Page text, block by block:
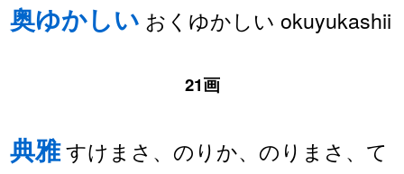
奥ゆかしい おくゆかしい okuyukashii
21画
典雅すけまさ、のりか、のりまさ、て